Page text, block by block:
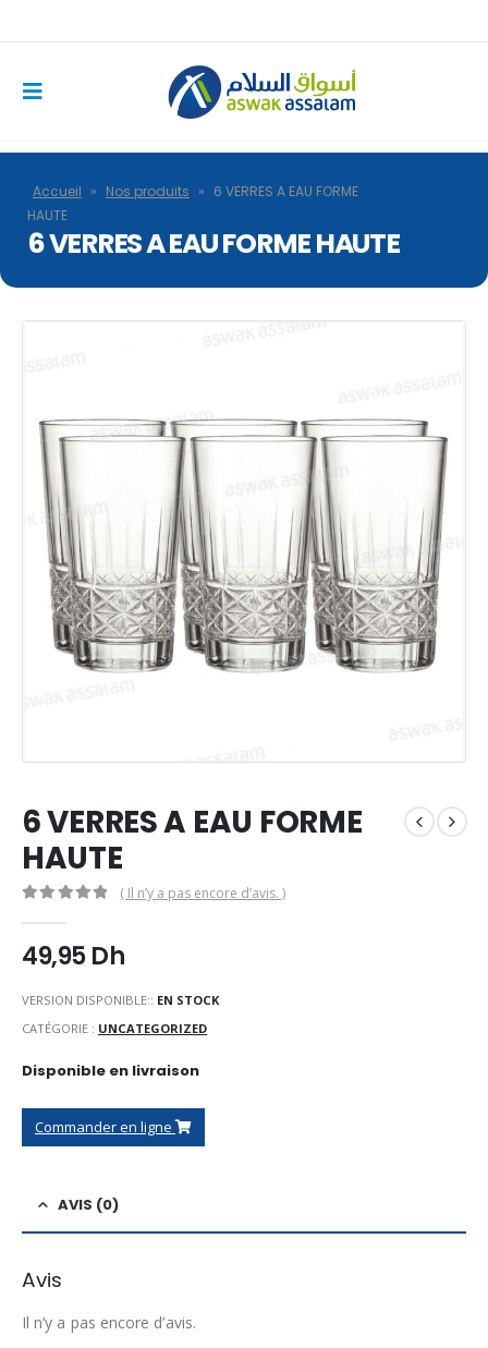
Accueil » Nos produits » 6 VERRES A EAU FORME
HAUTE
6 VERRES A EAU FORME HAUTE
6 VERRES A EAU FORME
HAUTE
( Il n’y a pas encore d’avis. )
49,95Dh
VERSION DISPONIBLE:: EN STOCK
CATÉGORIE : UNCATEGORIZED
Disponible en livraison
Commander en ligne
AVIS (0)
Avis
Il n’y a pas encore d’avis.